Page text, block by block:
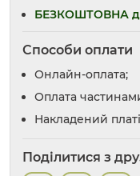
БЕЗКОШТОВНА
Способи оплати
Онлайн-оплата;
Оплата
Накладений
Поділитися з